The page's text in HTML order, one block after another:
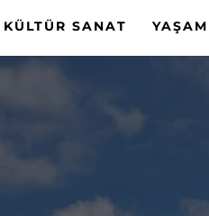
KÜLTÜR SANAT YAŞAM